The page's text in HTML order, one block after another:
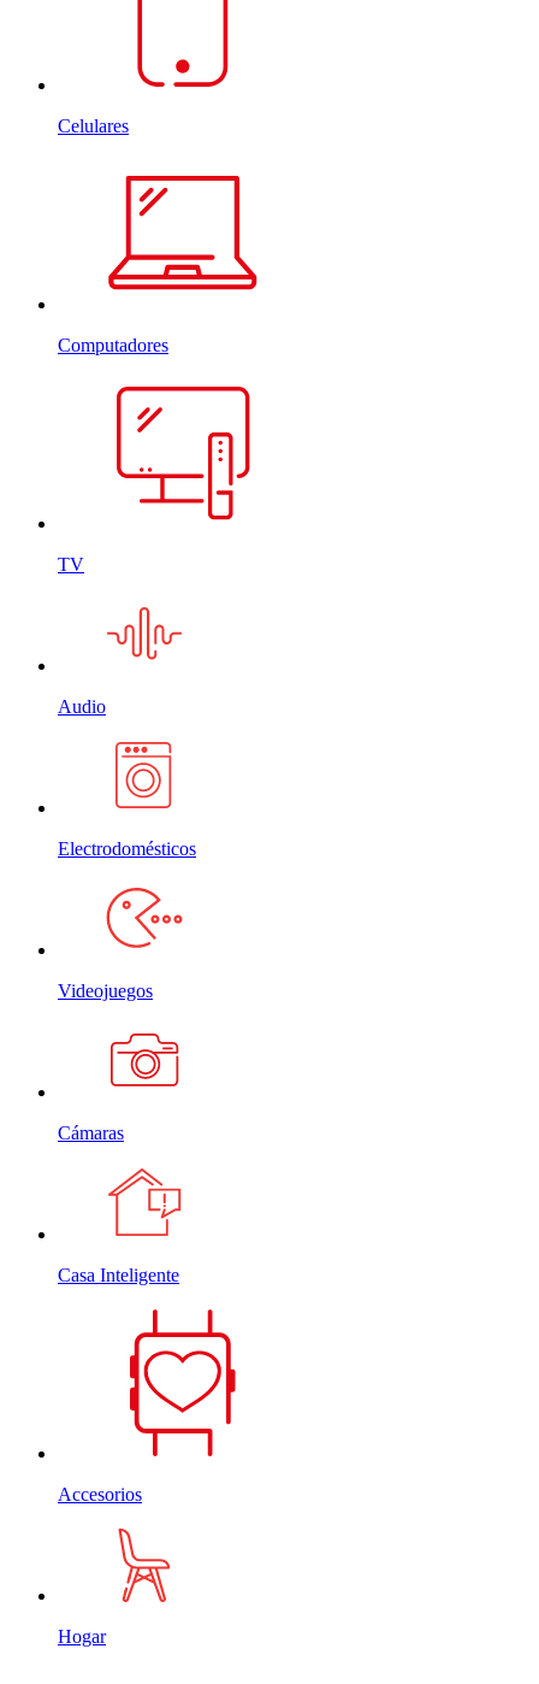
Celulares
Computadores
TV
Audio
Electrodomésticos
Videojuegos
Cámaras
Casa Inteligente
Accesorios
Hogar